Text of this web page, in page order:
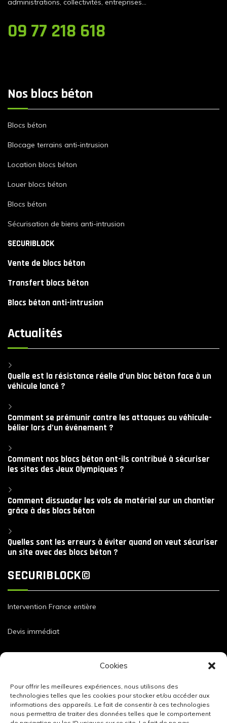
Cookies
Pour offrir les meilleures expériences, nous utilisons des
technologies telles que les cookies pour stocker et/ou accéder aux
informations des appareils. Le fait de consentir à ces technologies
nous permettra de traiter des données telles que le comportement
09 77 218 618
Nos blocs béton
Blocs béton
Blocage terrains anti-intrusion
Location blocs béton
Louer blocs béton
Blocs béton
Sécurisation de biens anti-intrusion
SECURIBLOCK
Vente de blocs béton
Transfert blocs béton
Blocs béton anti-intrusion
Actualités
Quelle est la résistance réelle d’un bloc béton face à un
véhicule lancé ?
Comment se prémunir contre les attaques au véhicule-
bélier lors d’un événement ?
Comment nos blocs béton ont-ils contribué à sécuriser
les sites des Jeux Olympiques ?
Comment dissuader les vols de matériel sur un chantier
grâce à des blocs béton
Quelles sont les erreurs à éviter quand on veut sécuriser
un site avec des blocs béton ?
SECURIBLOCK©
Intervention France entière
Devis immédiat
Dimensions et caractéristiques de nos blocs